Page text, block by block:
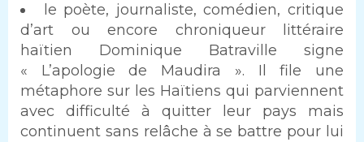
le poète, journaliste, comédien, critique
d’art ou encore chroniqueur littéraire
haïtien Dominique Batraville signe
« L’apologie de Maudira ». Il file une
métaphore sur les Haïtiens qui parviennent
avec difficulté à quitter leur pays mais
continuent sans relâche à se battre pour lui